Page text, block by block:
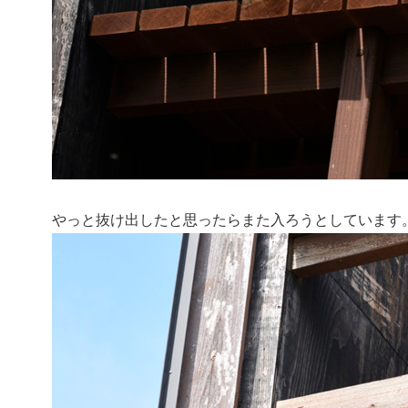
やっと抜け出したと思ったらまた入ろうとしていま